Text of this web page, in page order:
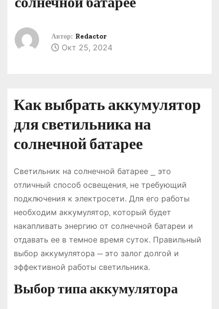
Автор: Redactor
Окт 25, 2024
Как выбрать аккумулятор
для светильника на
солнечной батарее
Светильник на солнечной батарее ⎯ это
отличный способ освещения‚ не требующий
подключения к электросети. Для его работы
необходим аккумулятор‚ который будет
накапливать энергию от солнечной батареи и
отдавать ее в темное время суток. Правильный
выбор аккумулятора ─ это залог долгой и
эффективной работы светильника.
Выбор типа аккумулятора